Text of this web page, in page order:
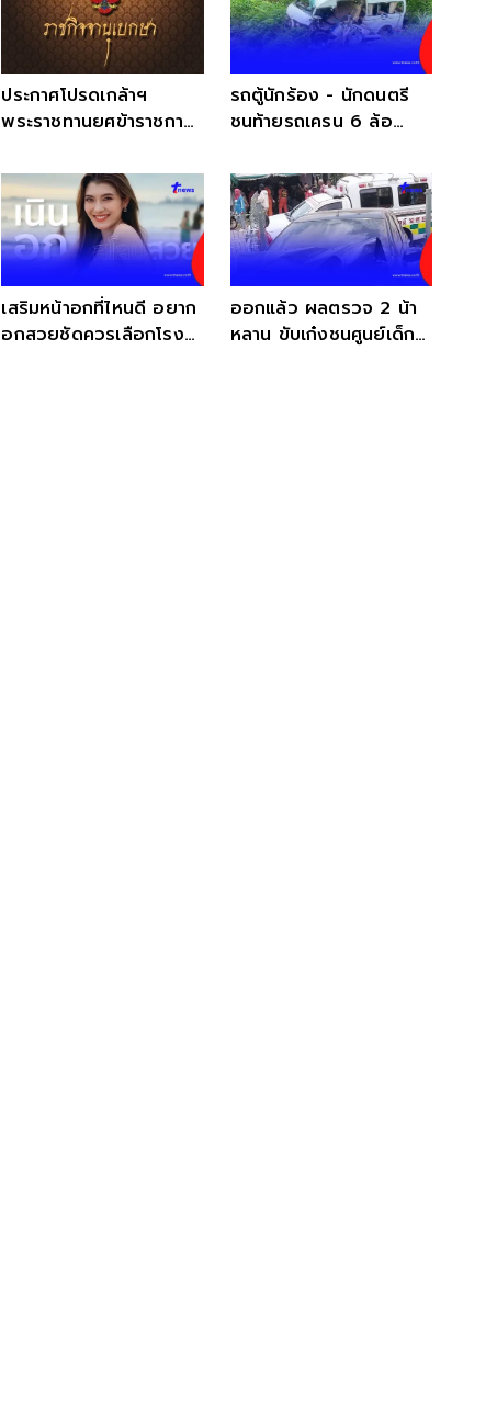
ประกาศโปรดเกล้าฯ
พระราชทานยศข้าราชการ
รถตู้นักร้อง - นักดนตรี
ชนท้ายรถเครน 6 ล้อ
เสริมหน้าอกที่ไหนดี อยาก
อกสวยชัดควรเลือกโรง
ออกแล้ว ผลตรวจ 2 น้า
หลาน ขับเก๋งชนศูนย์เด็ก